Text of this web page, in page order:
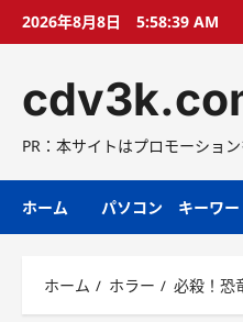
プ
2026年8月8日 5:58:41 AM
PR：本サイトはプロモーショ
ホーム パソコン キーワー
ホーム ホラー 必殺！恐